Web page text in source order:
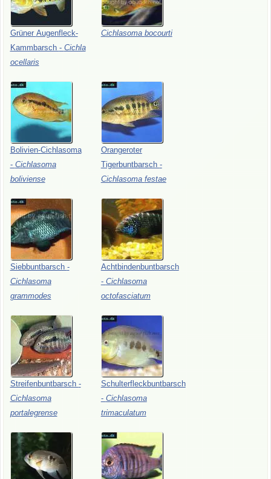
Grüner Augenfleck-
Kammbarsch - Cichla
ocellaris
Cichlasoma bocourti
Bolivien-Cichlasoma
- Cichlasoma
boliviense
Orangeroter
Tigerbuntbarsch -
Cichlasoma festae
Siebbuntbarsch -
Cichlasoma
grammodes
Achtbindenbuntbarsch
- Cichlasoma
octofasciatum
Streifenbuntbarsch -
Cichlasoma
portalegrense
Schulterfleckbuntbarsch
- Cichlasoma
trimaculatum